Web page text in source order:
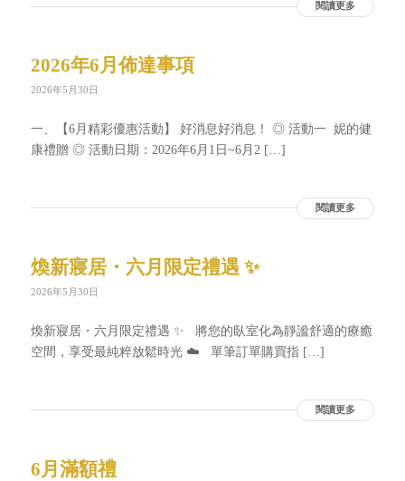
閱讀更多
2026年6月佈達事項
2026年5月30日
一、【6月精彩優惠活動】 好消息好消息！ ◎ 活動一 妮的健
康禮贈 ◎ 活動日期：2026年6月1日~6月2 […]
閱讀更多
煥新寢居・六月限定禮遇 ✨
2026年5月30日
煥新寢居・六月限定禮遇 ✨ 將您的臥室化為靜謐舒適的療癒
空間，享受最純粹放鬆時光 ☁️ 單筆訂單購買指 […]
閱讀更多
6月滿額禮